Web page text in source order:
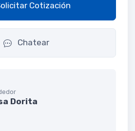
Cotización
Chatear
Dorita